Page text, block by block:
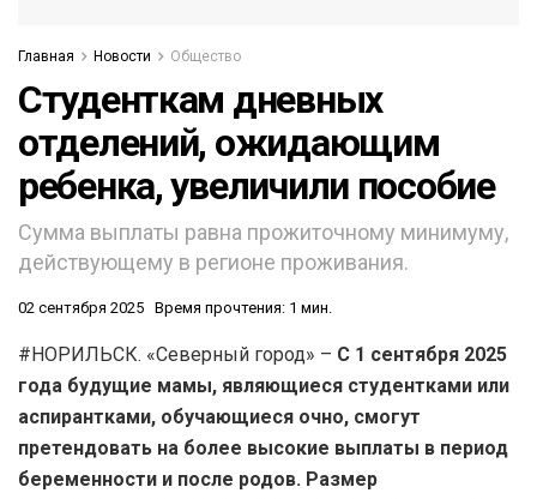
Главная Новости Общество
Студенткам дневных
отделений, ожидающим
ребенка, увеличили пособие
Сумма выплаты равна прожиточному минимуму,
действующему в регионе проживания.
02 сентября 2025 Время прочтения: 1 мин.
#НОРИЛЬСК. «Северный город» – С 1 сентября 2025
года будущие мамы, являющиеся студентками или
аспирантками, обучающиеся очно, смогут
претендовать на более высокие выплаты в период
беременности и после родов. Размер